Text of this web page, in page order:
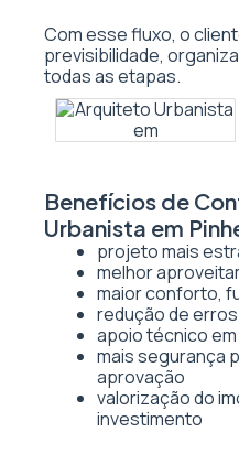
Com esse fluxo, o
previsibilidade,
todas as etapas.
Benefícios de
Urbanista em
projeto mais
melhor
maior conforto,
redução de
apoio técnico
mais segurança
aprovação
valorização do
investimento